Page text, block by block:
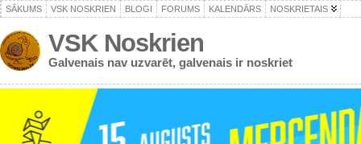
SĀKUMS VSK NOSKRIEN BLOGI FORUMS KALENDĀRS NOSKRIETAIS
VSK Noskrien
Galvenais nav uzvarēt, galvenais ir noskriet